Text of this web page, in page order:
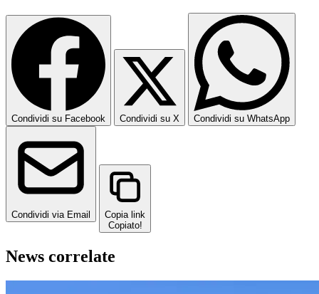
Condividi su Facebook Condividi su X Condividi su WhatsApp
Condividi via Email
Copia link
Copiato!
News correlate